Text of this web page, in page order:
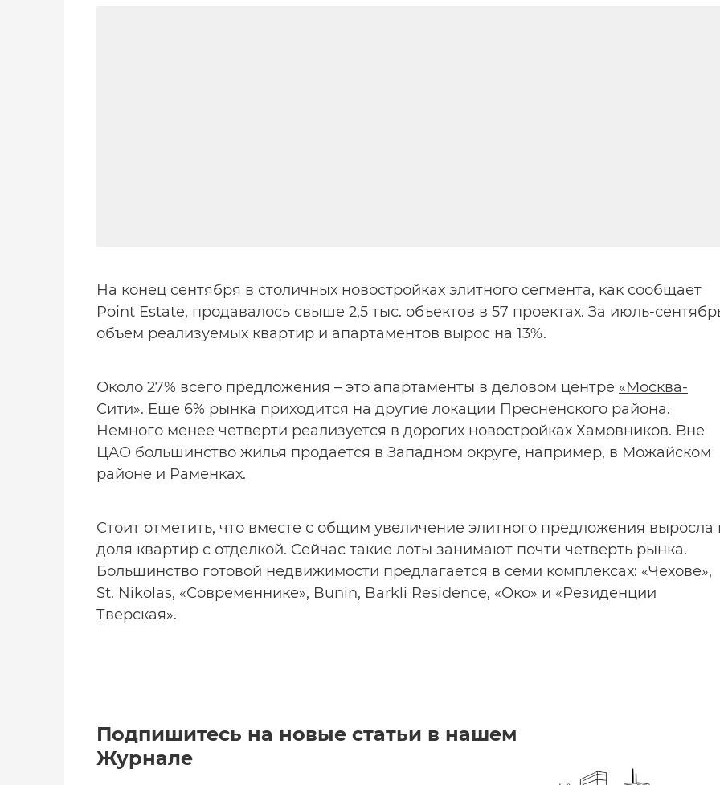
На конец сентября в столичных новостройках элитного сегмента, как сообщает
Point Estate, продавалось свыше 2,5 тыс. объектов в 57 проектах. За июль-
объем реализуемых квартир и апартаментов вырос на 13%.
Около 27% всего предложения – это апартаменты в деловом центре «Москва-
Сити». Еще 6% рынка приходится на другие локации Пресненского района.
Немного менее четверти реализуется в дорогих новостройках Хамовников. Вне
ЦАО большинство жилья продается в Западном округе, например, в Можайском
районе и Раменках.
Стоит отметить, что вместе с общим увеличение элитного предложения выросла
доля квартир с отделкой. Сейчас такие лоты занимают почти четверть рынка.
Большинство готовой недвижимости предлагается в семи комплексах: «Чехове»,
St. Nikolas, «Современнике», Bunin, Barkli Residence, «Око» и «Резиденции
Тверская».
Подпишитесь на новые статьи в нашем
Журнале